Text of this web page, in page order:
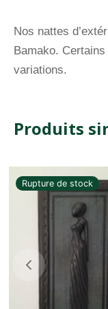
Nos nattes
Bamako.
variations.
Produits
Rupture de stock